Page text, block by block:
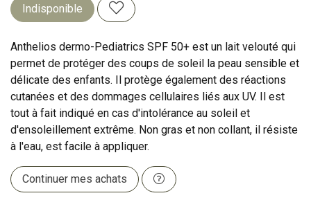
Indisponible
Anthelios dermo-Pediatrics SPF 50+ est un lait velouté qui
permet de protéger des coups de soleil la peau sensible et
délicate des enfants. Il protège également des réactions
cutanées et des dommages cellulaires liés aux UV. Il est
tout à fait indiqué en cas d'intolérance au soleil et
d'ensoleillement extrême. Non gras et non collant, il résiste
à l'eau, est facile à appliquer.
Continuer mes achats